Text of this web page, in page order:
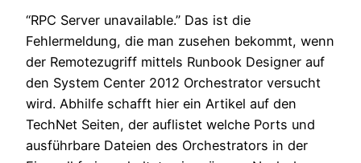
“RPC Server unavailable.” Das ist die
Fehlermeldung, die man zusehen bekommt, wenn
der Remotezugriff mittels Runbook Designer auf
den System Center 2012 Orchestrator versucht
wird. Abhilfe schafft hier ein Artikel auf den
TechNet Seiten, der auflistet welche Ports und
ausführbare Dateien des Orchestrators in der